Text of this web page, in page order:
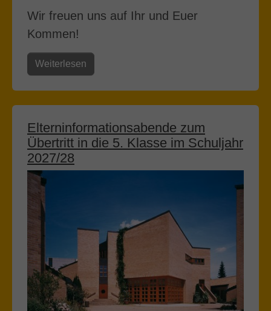
Wir freuen uns auf Ihr und Euer
Kommen!
Weiterlesen
Elterninformationsabende zum
Übertritt in die 5. Klasse im Schuljahr
2027/28